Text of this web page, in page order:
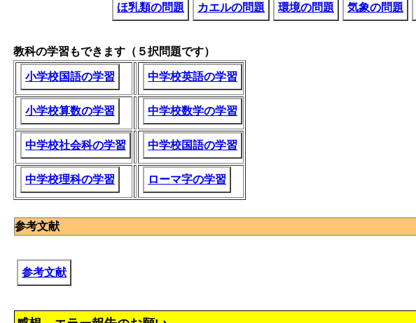
ほ乳類の問題 カエルの問題 環境の問題 気象の問題
教科の学習もできます（５択問題です）
小学校国語の学習 中学校英語の学習
小学校算数の学習 中学校数学の学習
中学校社会科の学習 中学校国語の学習
中学校理科の学習 ローマ字の学習
参考文献
参考文献